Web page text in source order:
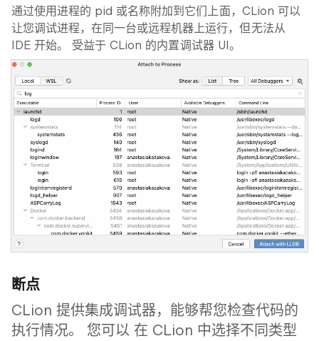
通过使用进程的 pid 或名称附加到它们上面，CLion 可以
让您调试进程，在同一台或远程机器上运行，但无法从
IDE 开始。 受益于 CLion 的内置调试器 UI。
断点
CLion 提供集成调试器，能够帮您检查代码的
执行情况。 您可以 在 CLion 中选择不同类型